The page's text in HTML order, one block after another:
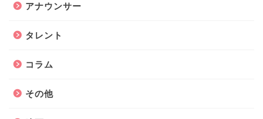
アナウンサー
タレント
コラム
その他